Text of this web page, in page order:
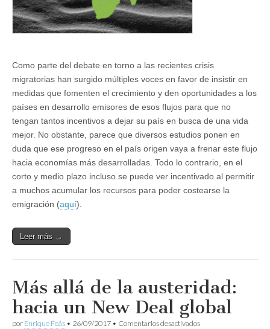
Como parte del debate en torno a las recientes crisis
migratorias han surgido múltiples voces en favor de insistir en
medidas que fomenten el crecimiento y den oportunidades a los
países en desarrollo emisores de esos flujos para que no
tengan tantos incentivos a dejar su país en busca de una vida
mejor. No obstante, parece que diversos estudios ponen en
duda que ese progreso en el país origen vaya a frenar este flujo
hacia economías más desarrolladas. Todo lo contrario, en el
corto y medio plazo incluso se puede ver incentivado al permitir
a muchos acumular los recursos para poder costearse la
emigración (aquí).
Leer más →
Más allá de la austeridad:
hacia un New Deal global
por Enrique Feás • 26/09/2017 • Comentarios desactivadosen